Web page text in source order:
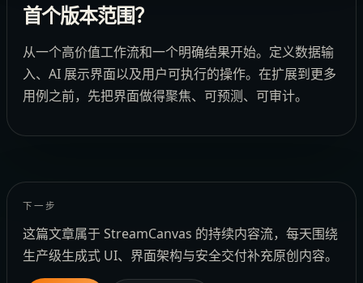
首个版本范围？
从一个高价值工作流和一个明确结果开始。定义数据输
入、AI 展示界面以及用户可执行的操作。在扩展到更多
用例之前，先把界面做得聚焦、可预测、可审计。
下一步
这篇文章属于 StreamCanvas 的持续内容流，每天围绕
生产级生成式 UI、界面架构与安全交付补充原创内容。